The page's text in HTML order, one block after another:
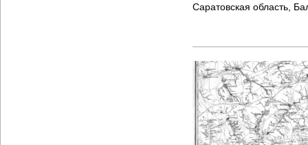
Саратовская область,